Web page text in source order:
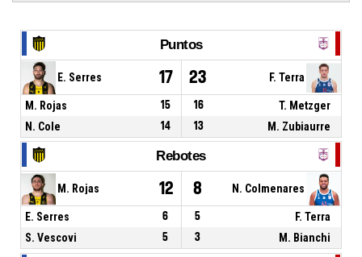
Puntos
E. Serres 17 23 F. Terra
M. Rojas 15 16
T. Metzger
N. Cole
14 13 M. Zubiaurre
Rebotes
M. Rojas 12 8 N. Colmenares
E. Serres 6 5
F. Terra
S. Vescovi
5 3 M. Bianchi